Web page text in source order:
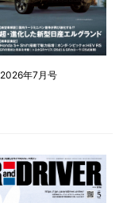
2026年7月号